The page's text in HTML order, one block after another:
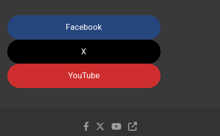
Facebook
X
YouTube